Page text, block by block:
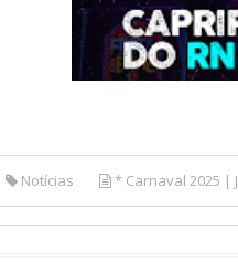
Notícias
* Carnaval 2025 |